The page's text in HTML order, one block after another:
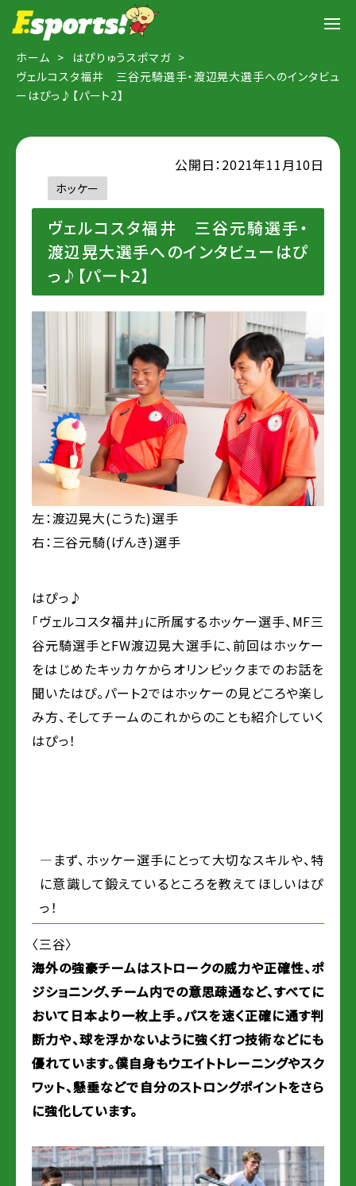
ホーム
はぴりゅうスポマガ
ヴェルコスタ福井 三谷元騎選手・渡辺晃大選手へのインタビュ
ーはぴっ♪【パート2】
公開日：2021年11月10日
ホッケー
ヴェルコスタ福井 三谷元騎選手・
渡辺晃大選手へのインタビューはぴ
っ♪【パート2】
左：渡辺晃大(こうた)選手
右：三谷元騎(げんき)選手
はぴっ♪
「ヴェルコスタ福井」に所属するホッケー選手、MF三
谷元騎選手とFW渡辺晃大選手に、前回はホッケー
をはじめたキッカケからオリンピックまでのお話を
聞いたはぴ。パート2ではホッケーの見どころや楽し
み方、そしてチームのこれからのことも紹介していく
はぴっ！
―まず、ホッケー選手にとって大切なスキルや、特
に意識して鍛えているところを教えてほしいはぴ
っ！
〈三谷〉
海外の強豪チームはストロークの威力や正確性、ポ
ジショニング、チーム内での意思疎通など、すべてに
おいて日本より一枚上手。パスを速く正確に通す判
断力や、球を浮かないように強く打つ技術などにも
優れています。僕自身もウエイトトレーニングやスク
ワット、懸垂などで自分のストロングポイントをさら
に強化しています。